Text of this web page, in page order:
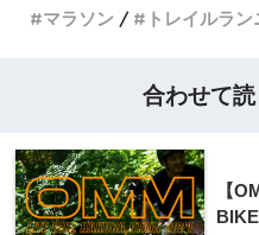
マラソン
トレイルラ
合わせて
【